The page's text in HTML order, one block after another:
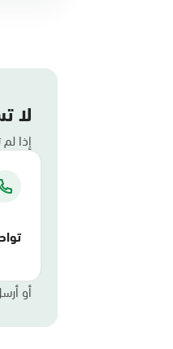
لا
إذا
أو